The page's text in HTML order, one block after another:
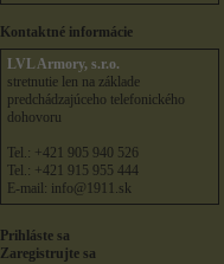
Kontaktné informácie
LVL Armory, s.r.o.
stretnutie len na základe
predchádzajúceho telefonického
dohovoru
Tel.: +421 905 940 526
Tel.: +421 915 955 444
E-mail: info@1911.sk
Prihláste sa
Zaregistrujte sa